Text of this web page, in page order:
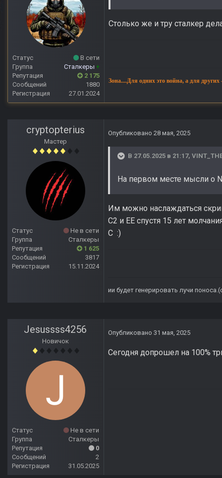
Статус
В сети
Группа
Сталкеры +
Репутация
2 175
Сообщений
1880
Регистрация
27.01.2024
Столько же и тру сталкер
Зона....Для одних это война, а для
cryptopterius
Мастер
Статус
Не в сети
Группа
Сталкеры
Репутация
1 625
Сообщений
3817
Регистрация
15.11.2024
Опубликовано 28 мая, 2025
В 27.05.2025 в 21:17,
На первом месте мысли о
Им можно наслаждаться
С2 и ЕЕ спустя 15 лет
С :)
ии будет генерировать лучи
Jesussss4256
Новичок
Статус
Не в сети
Группа
Сталкеры
Репутация
0
Сообщений
2
Регистрация
31.05.2025
Опубликовано 31 мая, 2025
Сегодня допрошел на 100%